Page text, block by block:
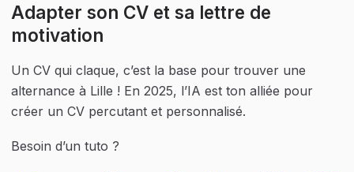
Adapter son CV et sa lettre de
motivation
Un CV qui claque, c’est la base pour trouver une
alternance à Lille ! En 2025, l’IA est ton alliée pour
créer un CV percutant et personnalisé.
Besoin d’un tuto ?